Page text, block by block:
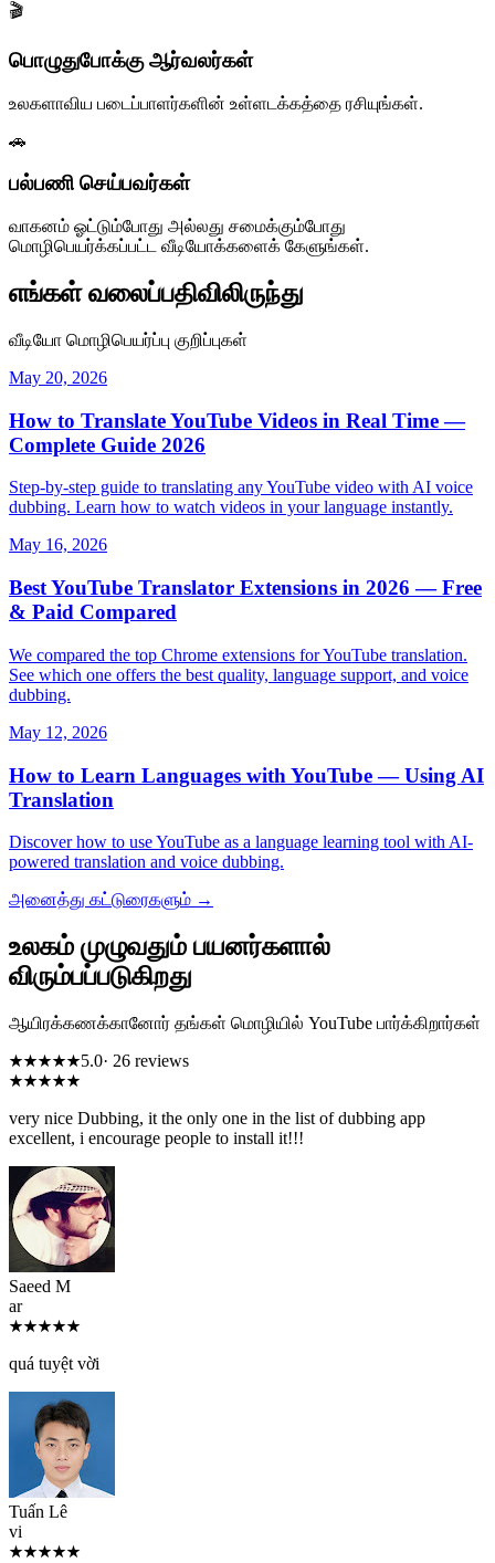
🎬
பொழுதுபோக்கு ஆர்வலர்கள்
உலகளாவிய படைப்பாளர்களின் உள்ளடக்கத்தை ரசியுங்கள்.
🚗
பல்பணி செய்பவர்கள்
வாகனம் ஓட்டும்போது அல்லது சமைக்கும்போது
மொழிபெயர்க்கப்பட்ட வீடியோக்களைக் கேளுங்கள்.
எங்கள் வலைப்பதிவிலிருந்து
வீடியோ மொழிபெயர்ப்பு குறிப்புகள்
May 20, 2026
How to Translate YouTube Videos in Real Time —
Complete Guide 2026
Step-by-step guide to translating any YouTube video with AI voice
dubbing. Learn how to watch videos in your language instantly.
May 16, 2026
Best YouTube Translator Extensions in 2026 — Free
& Paid Compared
We compared the top Chrome extensions for YouTube translation.
See which one offers the best quality, language support, and voice
dubbing.
May 12, 2026
How to Learn Languages with YouTube — Using AI
Translation
Discover how to use YouTube as a language learning tool with AI-
powered translation and voice dubbing.
அனைத்து கட்டுரைகளும் →
உலகம் முழுவதும் பயனர்களால்
விரும்பப்படுகிறது
ஆயிரக்கணக்கானோர் தங்கள் மொழியில் YouTube பார்க்கிறார்கள்
★★★★★5.0· 26 reviews
★★★★★
very nice Dubbing, it the only one in the list of dubbing app
excellent, i encourage people to install it!!!
Saeed M
ar
★★★★★
quá tuyệt vời
Tuấn Lê
vi
★★★★★